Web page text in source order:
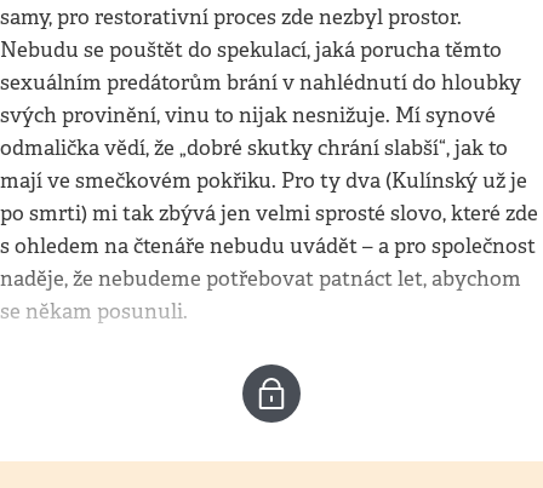
samy, pro restorativní proces zde nezbyl prostor.
Nebudu se pouštět do spekulací, jaká porucha těmto
sexuálním predátorům brání v nahlédnutí do hloubky
svých provinění, vinu to nijak nesnižuje. Mí synové
odmalička vědí, že „dobré skutky chrání slabší“, jak to
mají ve smečkovém pokřiku. Pro ty dva (Kulínský už je
po smrti) mi tak zbývá jen velmi sprosté slovo, které zde
s ohledem na čtenáře nebudu uvádět – a pro společnost
naděje, že nebudeme potřebovat patnáct let, abychom
se někam posunuli.